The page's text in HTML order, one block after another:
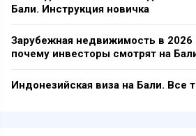
Бали. Инструкция новичка
Зарубежная недвижимость в 2026
почему инвесторы смотрят на
Индонезийская виза на Бали. Все